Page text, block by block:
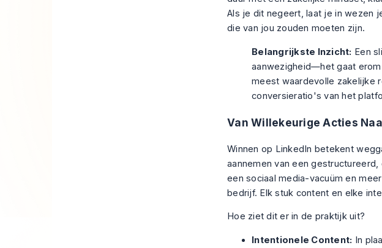
Als je dit negeert, laat je in wezen
die van jou zouden moeten zijn.
Belangrijkste Inzicht: Een
aanwezigheid—het gaat
meest waardevolle zakelijke
conversieratio's van het
Van Willekeurige Acties
Winnen op LinkedIn betekent
aannemen van een
een sociaal media-vacuüm en
bedrijf. Elk stuk content en elke
Hoe ziet dit er in de praktijk uit?
Intentionele Content: In